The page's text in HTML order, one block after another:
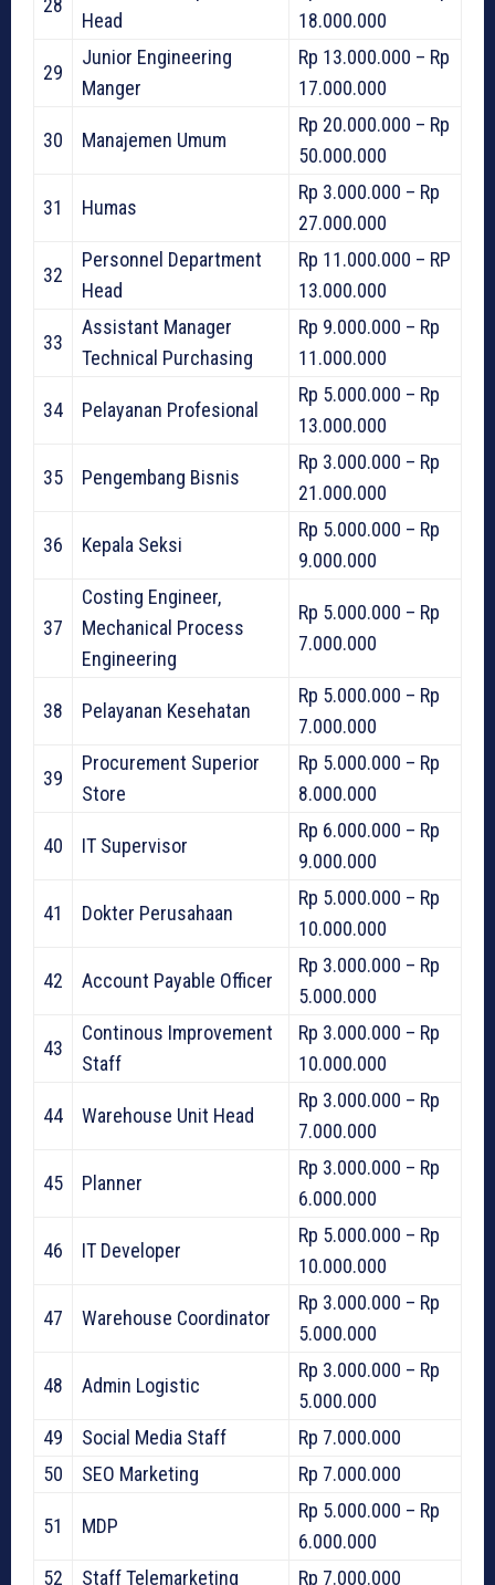
28
Head
18.000.000
29
Junior Engineering
Manger
Rp 13.000.000 – Rp
17.000.000
30 Manajemen Umum
Rp 20.000.000 – Rp
50.000.000
31 Humas
Rp 3.000.000 – Rp
27.000.000
32
Personnel Department
Head
Rp 11.000.000 – RP
13.000.000
33
Assistant Manager
Technical Purchasing
Rp 9.000.000 – Rp
11.000.000
34 Pelayanan Profesional
Rp 5.000.000 – Rp
13.000.000
35 Pengembang Bisnis
Rp 3.000.000 – Rp
21.000.000
36 Kepala Seksi
Rp 5.000.000 – Rp
9.000.000
37
Costing Engineer,
Mechanical Process
Engineering
Rp 5.000.000 – Rp
7.000.000
38 Pelayanan Kesehatan
Rp 5.000.000 – Rp
7.000.000
39
Procurement Superior
Store
Rp 5.000.000 – Rp
8.000.000
40 IT Supervisor
Rp 6.000.000 – Rp
9.000.000
41 Dokter Perusahaan
Rp 5.000.000 – Rp
10.000.000
42 Account Payable Officer
Rp 3.000.000 – Rp
5.000.000
43
Continous Improvement
Staff
Rp 3.000.000 – Rp
10.000.000
44 Warehouse Unit Head
Rp 3.000.000 – Rp
7.000.000
45 Planner
Rp 3.000.000 – Rp
6.000.000
46 IT Developer
Rp 5.000.000 – Rp
10.000.000
47 Warehouse Coordinator
Rp 3.000.000 – Rp
5.000.000
48 Admin Logistic
Rp 3.000.000 – Rp
5.000.000
49
Social Media Staff
Rp 7.000.000
50
SEO Marketing Rp 7.000.000
51 MDP
Rp 5.000.000 – Rp
6.000.000
52
Staff Telemarketing
Rp 7.000.000